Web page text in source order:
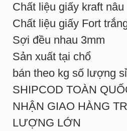
Chất liệu giấy kraft nâu
Chất liệu giấy Fort
Sợi đều nhau 3mm
Sản xuất tại chổ
bán theo kg số lượng
SHIPCOD TOÀN
NHẬN GIAO HÀNG
LƯỢNG LỚN